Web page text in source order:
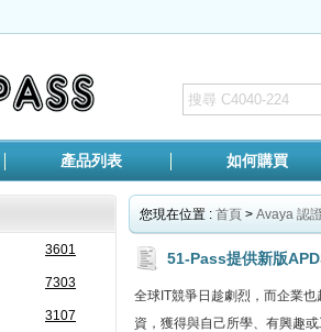
產品列表 如何購買
3601
7303
3107
您現在位置 : 首頁 > Avaya 認
51-Pass提供新版
全球IT競爭日趁劇烈，而企業
資，獲得與自己所學、有興趣